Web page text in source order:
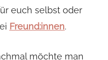
euch selbst oder
Freund:innen.
möchte man